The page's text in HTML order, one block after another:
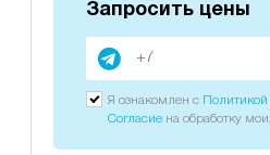
Запросить цены
Я ознакомлен с
Согласие на обработку